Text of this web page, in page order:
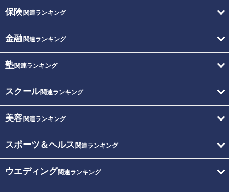
保険関連ランキング
金融関連ランキング
塾関連ランキング
スクール関連ランキング
美容関連ランキング
スポーツ＆ヘルス 関連ランキング
ウエディング関連ランキング